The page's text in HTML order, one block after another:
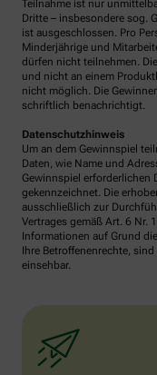
Teilnahme ist nur
Dritte – insbesondere sog.
ist ausgeschlossen. Pro
Minderjährige und
dürfen nicht teilnehmen.
und nicht an einem
nicht möglich. Die
schriftlich benachrichtigt.
Datenschutzhinweis
Um an dem Gewinnspiel
Daten, wie Name und
Gewinnspiel erforderlichen
gekennzeichnet. Die
ausschließlich zur
Vertrages gemäß Art. 6 Nr.
Informationen auf Grund
Ihre Betroffenenrechte,
einsehbar.